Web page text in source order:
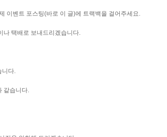
이벤트 포스팅(바로 이 글)에 트랙백을 걸어주세요.
나 택배로 보내드리겠습니다.
니다.
같습니다.